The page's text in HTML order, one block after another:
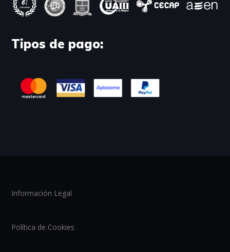
Tipos de pago:
Información Legal
Política de Cookies